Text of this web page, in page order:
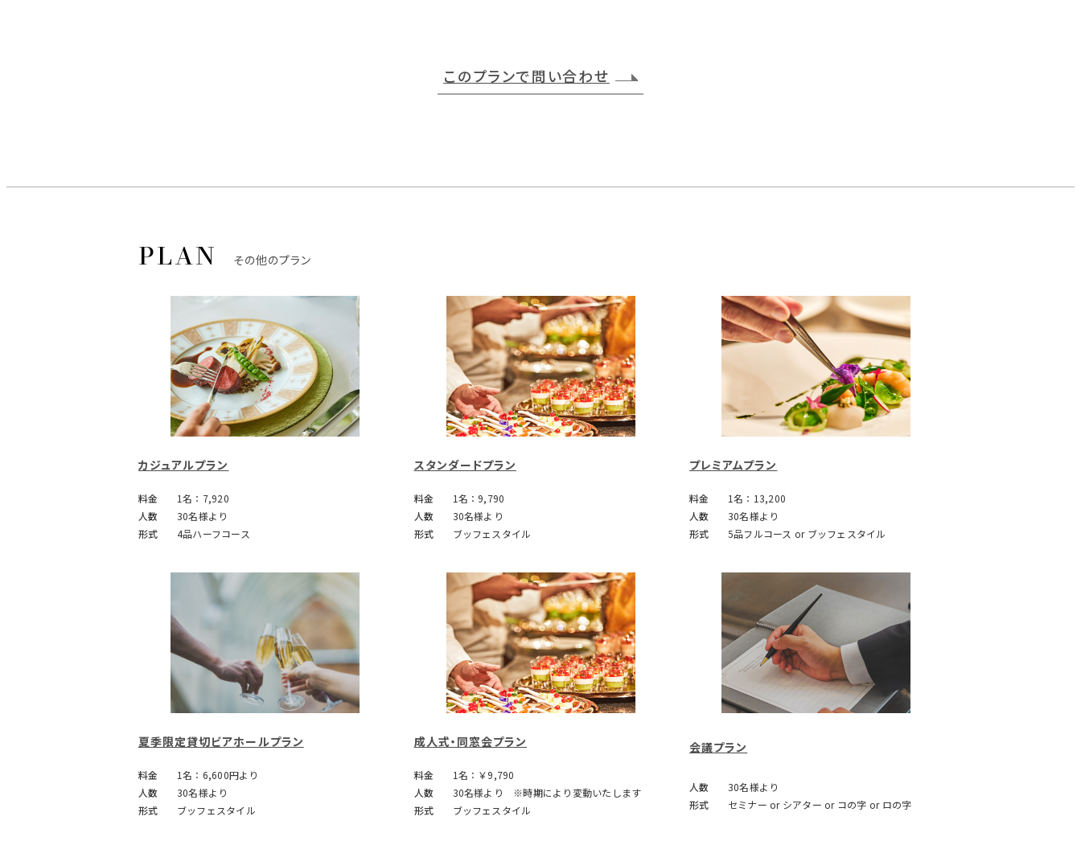
このプランで問い合わせ
その他のプラン
カジュアルプラン
料金
1名：7,920
人数
30名様より
形式
4品ハーフコース
スタンダードプラン
料金
1名：9,790
人数
30名様より
形式
ブッフェスタイル
プレミアムプラン
料金
1名：13,200
人数
30名様より
形式
5品フルコース or ブッフェスタイル
夏季限定貸切ビアホールプラン
料金
1名：6,600円より
人数
30名様より
形式
ブッフェスタイル
成人式・同窓会プラン
料金
1名：￥9,790
人数
30名様より ※時期により変動いたします
形式
ブッフェスタイル
会議プラン
人数
30名様より
形式
セミナー or シアター or コの字 or ロの字